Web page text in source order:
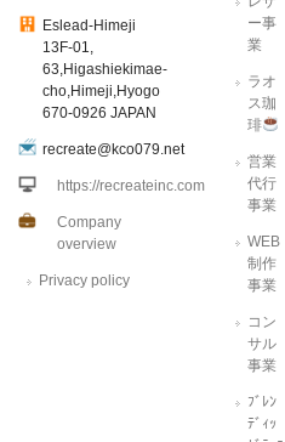
Eslead-Himeji
13F-01,
63,Higashiekimae-
cho,Himeji,Hyogo
670-0926 JAPAN
recreate@kco079.net
https://recreateinc.com
Company
overview
Privacy policy
ー事
業
ラオ
ス珈
琲
営業
代行
事業
WEB
制作
事業
コン
サル
事業
ﾌﾞﾚﾝ
ﾃﾞｨｯ